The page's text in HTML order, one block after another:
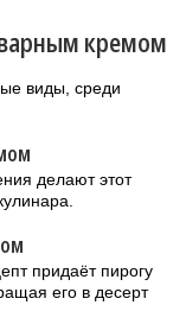
кремом
виды, среди
делают этот
придаёт пирогу
его в десерт